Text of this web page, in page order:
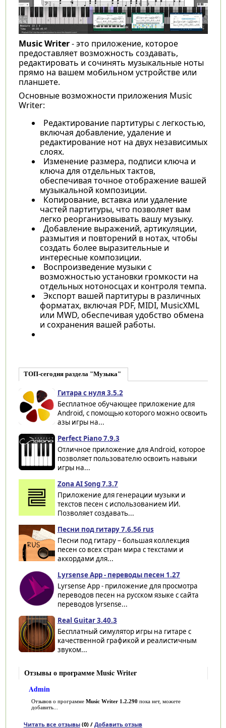
Music Writer- это приложение, которое
предоставляет возможность создавать,
редактировать и сочинять музыкальные ноты
прямо на вашем мобильном устройстве или
планшете.
Основные возможности приложения Music
Writer:
Редактирование партитуры с легкостью,
включая добавление, удаление и
редактирование нот на двух независимых
слоях.
Изменение размера, подписи ключа и
ключа для отдельных тактов,
обеспечивая точное отображение вашей
музыкальной композиции.
Копирование, вставка или удаление
частей партитуры, что позволяет вам
легко реорганизовывать вашу музыку.
Добавление выражений, артикуляции,
размытия и повторений в нотах, чтобы
создать более выразительные и
интересные композиции.
Воспроизведение музыки с
возможностью установки громкости на
отдельных нотоносцах и контроля темпа.
Экспорт вашей партитуры в различных
форматах, включая PDF, MIDI, MusicXML
или MWD, обеспечивая удобство обмена
и сохранения вашей работы.
ТОП-сегодня раздела "Музыка"
Гитара с нуля 3.5.2
Бесплатное обучающее приложение для
Android, с помощью которого можно освоить
азы игры на...
Perfect Piano 7.9.3
Отличное приложение для Android, которое
позволяет пользователю освоить навыки
игры на...
Zona AI Song 7.3.7
Приложение для генерации музыки и
текстов песен с использованием ИИ.
Позволяет создавать...
Песни под гитару 7.6.56 rus
Песни под гитару – большая коллекция
песен со всех стран мира с текстами и
аккордами для...
Lyrsense App - переводы песен 1.27
Lyrsense App - приложение для просмотра
переводов песен на русском языке с сайта
переводов lyrsense...
Real Guitar 3.40.3
Бесплатный симулятор игры на гитаре с
качественной графикой и реалистичным
звуком...
Отзывы о программе Music Writer
Admin
Отзывов о программе Music Writer 1.2.290 пока нет, можете
добавить...
Читать все отзывы(0) / Добавить отзыв